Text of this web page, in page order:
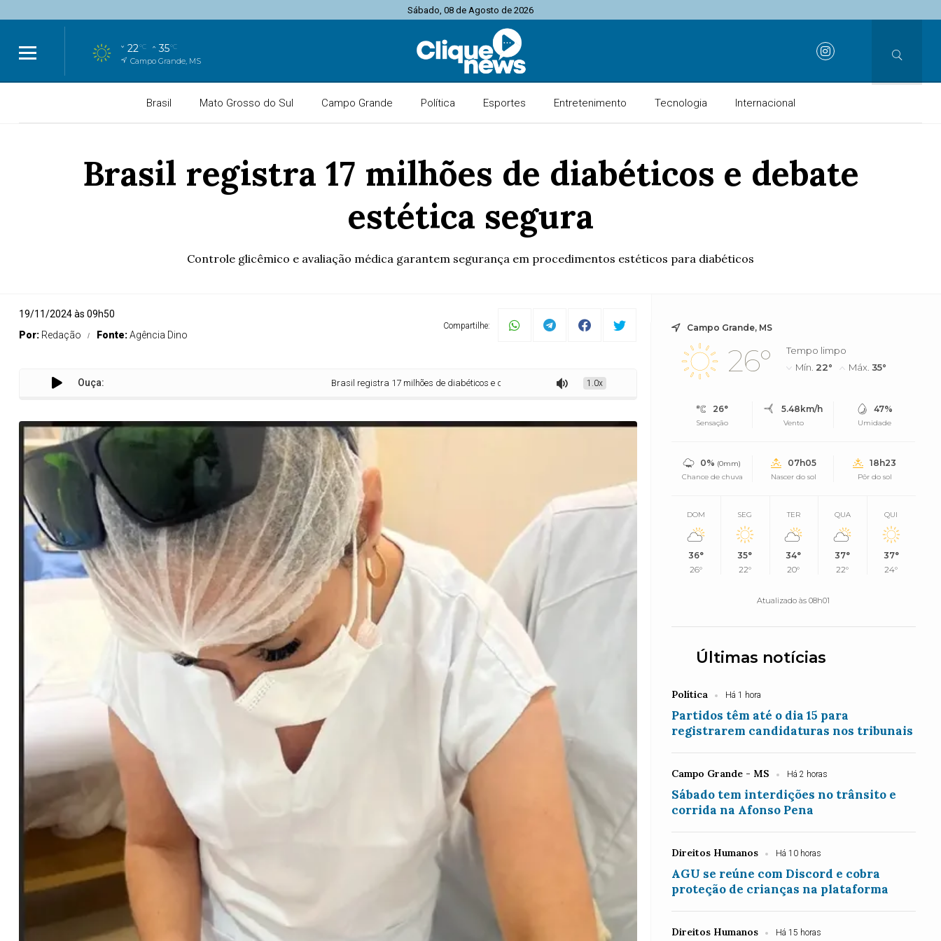
Sábado, 08 de Agosto de 2026
22°C 35°C
Campo Grande, MS
Brasil Mato Grosso do Sul Campo Grande Política Esportes Entretenimento Tecnologia Internacional
Brasil registra 17 milhões de diabéticos e debate
estética segura
Controle glicêmico e avaliação médica garantem segurança em procedimentos estéticos para diabéticos
19/11/2024 às 09h50
Por: Redação Fonte:Agência Dino
Compartilhe:
Ouça: Brasil registra 17 milhões de diabéticos e debate estética segura 1.0x
Campo Grande, MS
26°
Tempo limpo
Mín. 22° Máx.35°
26°
Sensação
5.48km/h
Vento
47%
Umidade
0% (0mm)
Chance de chuva
07h05
Nascer do sol
18h23
Pôr do sol
DOM
36°
26°
SEG
35°
22°
TER
34°
20°
QUA
37°
22°
QUI
37°
24°
Atualizado às 08h01
Últimas notícias
Política Há 1 hora
Partidos têm até o dia 15 para
registrarem candidaturas nos tribunais
Campo Grande - MS Há 2 horas
Sábado tem interdições no trânsito e
corrida na Afonso Pena
Direitos Humanos Há 10 horas
AGU se reúne com Discord e cobra
proteção de crianças na plataforma
Direitos Humanos Há 15 horas